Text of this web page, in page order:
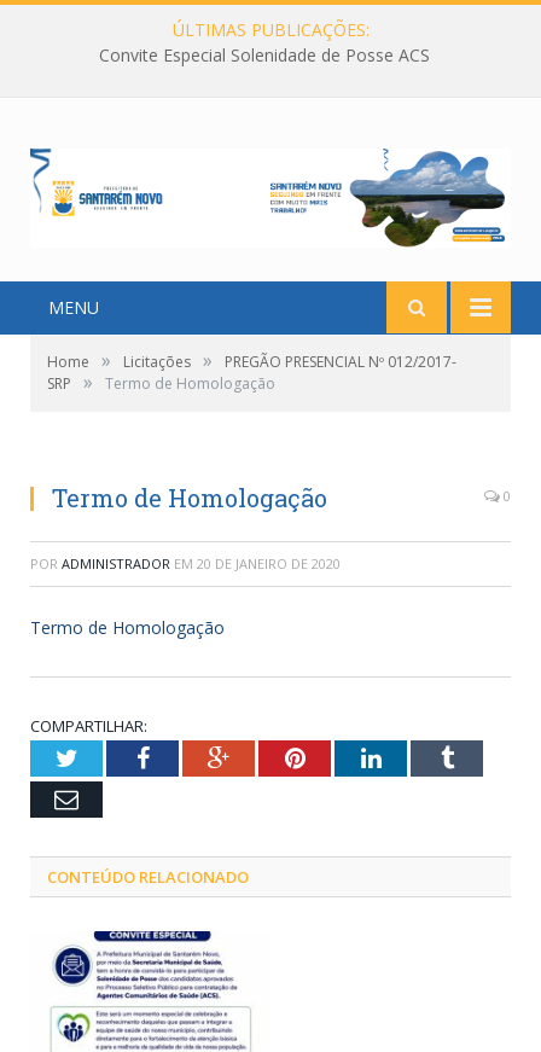
ÚLTIMAS PUBLICAÇÕES:
Convite Especial Solenidade de Posse ACS
MENU
Home » Licitações »
PREGÃO PRESENCIAL Nº 012/2017-
SRP
» Termo de Homologação
Termo de Homologação 0
POR ADMINISTRADOR EM 20 DE JANEIRO DE 2020
Termo de Homologação
COMPARTILHAR:
TwitterFacebookGoogle+PinterestLinkedInTumblr
Email
CONTEÚDO RELACIONADO